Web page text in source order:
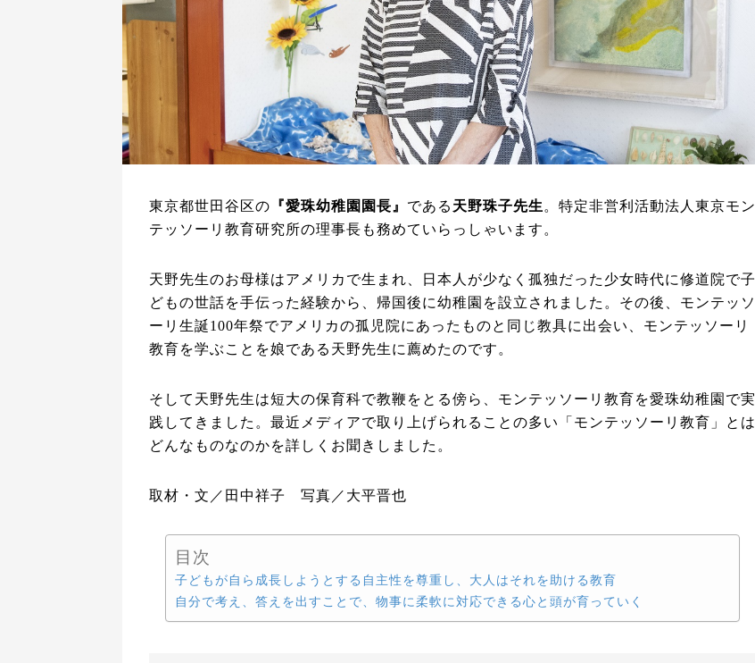
東京都世田谷区の 『愛珠幼稚園園長』 である 天野珠子先生 。特定非営利活動法人東京モン
テッソーリ教育研究所の理事長も務めていらっしゃいます。
天野先生のお母様はアメリカで生まれ、日本人が少なく孤独だった少女時代に修道院で子
どもの世話を手伝った経験から、帰国後に幼稚園を設立されました。その後、モンテッソ
ーリ生誕100年祭でアメリカの孤児院にあったものと同じ教具に出会い、モンテッソーリ
教育を学ぶことを娘である天野先生に薦めたのです。
そして天野先生は短大の保育科で教鞭をとる傍ら、モンテッソーリ教育を愛珠幼稚園で実
践してきました。最近メディアで取り上げられることの多い「モンテッソーリ教育」とは
どんなものなのかを詳しくお聞きしました。
取材・文／田中祥子 写真／大平晋也
目次
子どもが自ら成長しようとする自主性を尊重し、大人はそれを助ける教育
自分で考え、答えを出すことで、物事に柔軟に対応できる心と頭が育っていく